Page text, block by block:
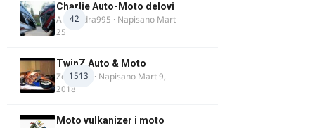
42
Charlie Auto-Moto delovi
Alexandra995 · Napisano Mart
25
1513
TwinZ Auto & Moto
Zeljkamp · Napisano Mart 9,
2018
Moto vulkanizer i moto